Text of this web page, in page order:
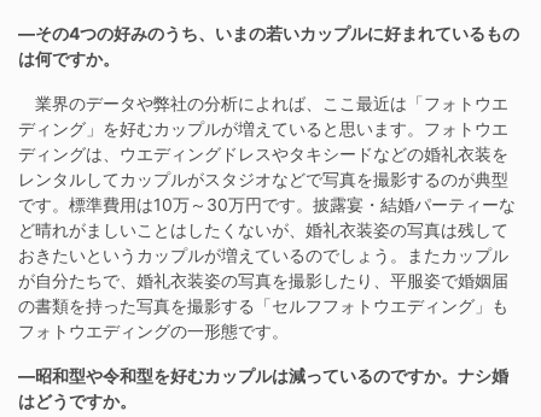
―その4つの好みのうち、いまの若いカップルに好まれているもの
は何ですか。
業界のデータや弊社の分析によれば、ここ最近は「フォトウエ
ディング」を好むカップルが増えていると思います。フォトウエ
ディングは、ウエディングドレスやタキシードなどの婚礼衣装を
レンタルしてカップルがスタジオなどで写真を撮影するのが典型
です。標準費用は10万～30万円です。披露宴・結婚パーティーな
ど晴れがましいことはしたくないが、婚礼衣装姿の写真は残して
おきたいというカップルが増えているのでしょう。またカップル
が自分たちで、婚礼衣装姿の写真を撮影したり、平服姿で婚姻届
の書類を持った写真を撮影する「セルフフォトウエディング」も
フォトウエディングの一形態です。
―昭和型や令和型を好むカップルは減っているのですか。ナシ婚
はどうですか。